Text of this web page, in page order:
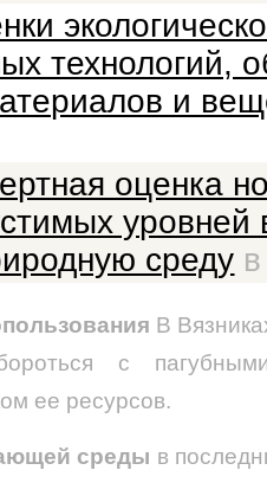
технологий,
и
оценка
уровней
среду
В
с
ее ресурсов.
среды в